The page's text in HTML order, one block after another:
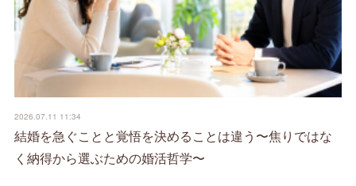
2026.07.11 11:34
結婚を急ぐことと覚悟を決めることは違う〜焦りではな
く納得から選ぶための婚活哲学〜